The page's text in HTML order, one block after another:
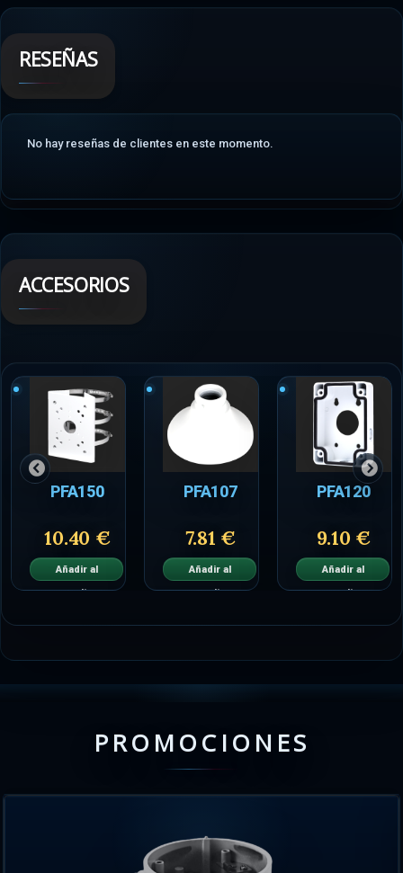
RESEÑAS
No hay reseñas de clientes en este momento.
ACCESORIOS
PFA150
10.40 €
Añadir al
carrito
PFA107
7.81 €
Añadir al
carrito
PFA120
9.10 €
Añadir al
carrito
PROMOCIONES